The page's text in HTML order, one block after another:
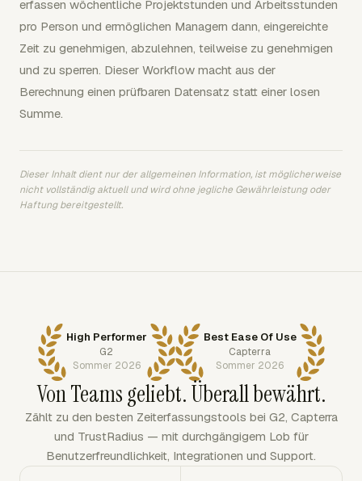
erfassen wöchentliche Projektstunden und Arbeitsstunden
pro Person und ermöglichen Managern dann, eingereichte
Zeit zu genehmigen, abzulehnen, teilweise zu genehmigen
und zu sperren. Dieser Workflow macht aus der
Berechnung einen prüfbaren Datensatz statt einer losen
Summe.
Dieser Inhalt dient nur der allgemeinen Information, ist möglicherweise
nicht vollständig aktuell und wird ohne jegliche Gewährleistung oder
Haftung bereitgestellt.
High Performer
G2
Sommer 2026
Best Ease Of Use
Capterra
Sommer 2026
Von Teams geliebt. Überall bewährt.
Zählt zu den besten Zeiterfassungstools bei G2, Capterra
und TrustRadius — mit durchgängigem Lob für
Benutzerfreundlichkeit, Integrationen und Support.